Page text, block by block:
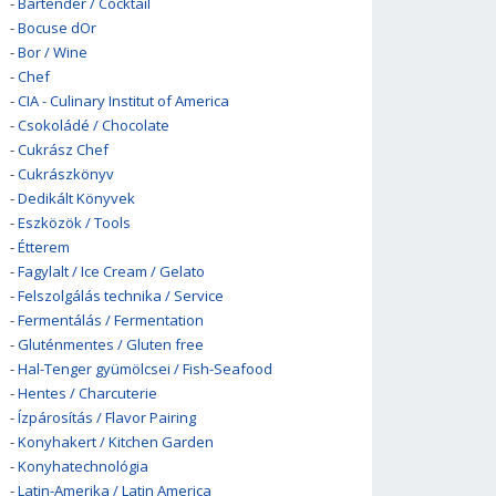
-Bocuse dOr
-Bor / Wine
-Chef
-CIA - Culinary Institut of America
-Csokoládé / Chocolate
-Cukrász Chef
-Cukrászkönyv
-Dedikált Könyvek
-Eszközök / Tools
-Étterem
-Fagylalt / Ice Cream / Gelato
-Felszolgálás technika / Service
-Fermentálás / Fermentation
-Gluténmentes / Gluten free
-Hal-Tenger gyümölcsei / Fish-Seafood
-Hentes / Charcuterie
-Ízpárosítás / Flavor Pairing
-Konyhakert / Kitchen Garden
-Konyhatechnológia
-Latin-Amerika / Latin America